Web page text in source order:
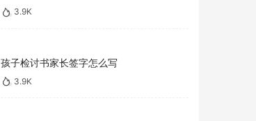
3.9K
孩子检讨书家长签字怎么写
3.9K